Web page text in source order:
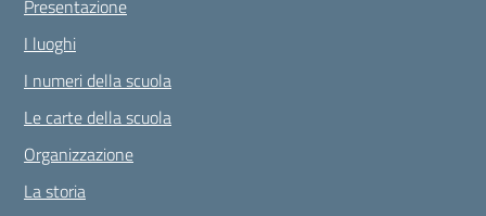
Presentazione
I luoghi
I numeri della scuola
Le carte della scuola
Organizzazione
La storia